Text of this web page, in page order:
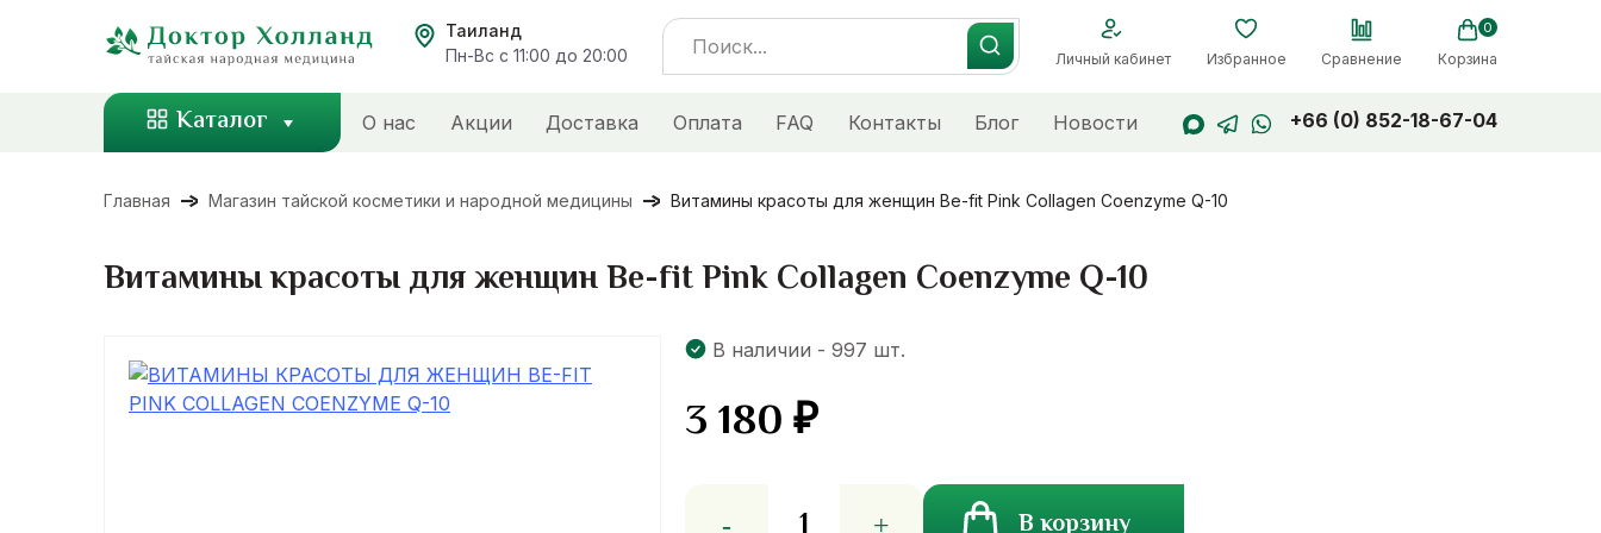
Таиланд
Пн-Вс с 11:00 до 20:00
Search
for:
Личный кабинет Избранное Сравнение
0
Корзина
Каталог О нас Акции Доставка Оплата FAQ Контакты Блог Новости +66 (0) 852-18-67-04
Главная Магазин тайской косметики и народной медицины Витамины красоты для женщин Be-fit Pink Collagen Coenzyme Q-10
Витамины красоты для женщин Be-fit Pink Collagen Coenzyme Q-10
В наличии - 997 шт.
3 180₽
товара
В корзину